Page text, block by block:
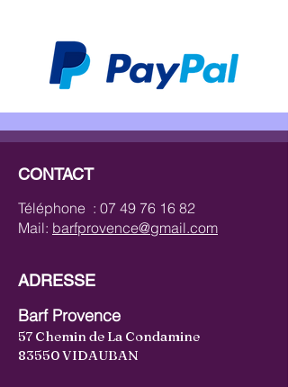
CONTACT
Téléphone : 07 49 76 16 82
Mail: barfprovence@gmail.com
ADRESSE
Barf Provence
57 Chemin de La Condamine
83550 VIDAUBAN